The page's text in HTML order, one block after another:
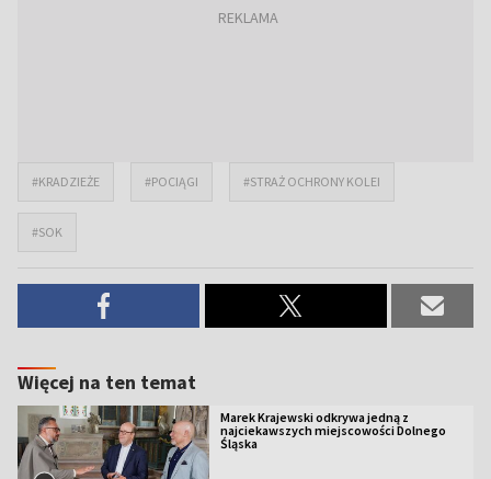
#KRADZIEŻE #POCIĄGI #STRAŻ OCHRONY KOLEI
#SOK
Więcej na ten temat
Marek Krajewski odkrywa jedną z
najciekawszych miejscowości Dolnego
Śląska